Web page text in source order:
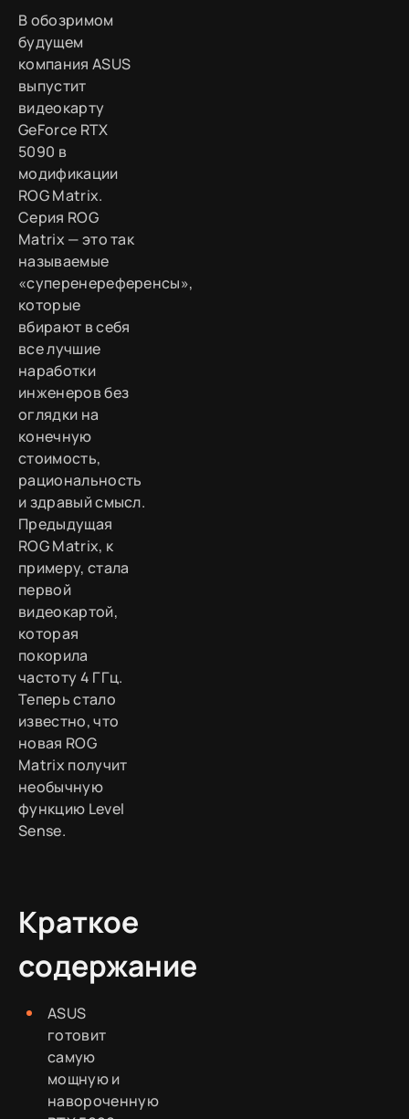
В обозримом
будущем
компания ASUS
выпустит
видеокарту
GeForce RTX
5090 в
модификации
ROG Matrix.
Серия ROG
Matrix — это так
называемые
«суперенереференсы»,
которые
вбирают в себя
все лучшие
наработки
инженеров без
оглядки на
конечную
стоимость,
рациональность
и здравый смысл.
Предыдущая
ROG Matrix, к
примеру, стала
первой
видеокартой,
которая
покорила
частоту 4 ГГц.
Теперь стало
известно, что
новая ROG
Matrix получит
необычную
функцию Level
Sense.
Краткое
содержание
ASUS
готовит
самую
мощную и
навороченную